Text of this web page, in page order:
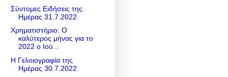
Σύντομες Ειδήσεις της
Ημέρας 31.7.2022
Χρηματιστήριο: Ο
καλύτερος μήνας για το
2022 ο Ιού...
Η Γελοιογραφία της
Ημέρας 30.7.2022